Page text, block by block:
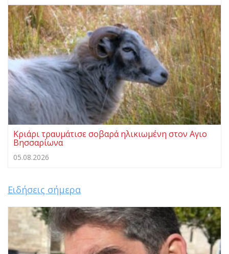
Κριάρι τραυμάτισε σοβαρά ηλικιωμένη στον Αγιο
Βησσαρίωνα
05.08.2026
Ειδήσεις σήμερα